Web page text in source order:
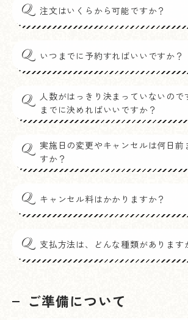
Q 注文はいくらから可能ですか？
Q いつまでに予約すればいいですか？
Q
人数がはっきり決まっていないので
までに決めればいいですか？
Q
実施日の変更やキャンセルは何日前
すか？
Q キャンセル料はかかりますか？
Q 支払方法は、どんな種類があります
ご準備について